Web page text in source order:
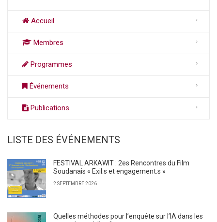
Accueil
Membres
Programmes
Événements
Publications
LISTE DES ÉVÉNEMENTS
FESTIVAL ARKAWIT : 2es Rencontres du Film
Soudanais « Exil.s et engagement.s »
2 SEPTEMBRE 2026
Quelles méthodes pour l’enquête sur l’IA dans les